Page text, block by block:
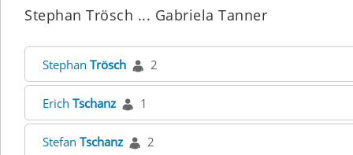
Stephan Trösch ... Gabriela Tanner
Stephan Trösch 2
Erich Tschanz 1
Stefan Tschanz 2